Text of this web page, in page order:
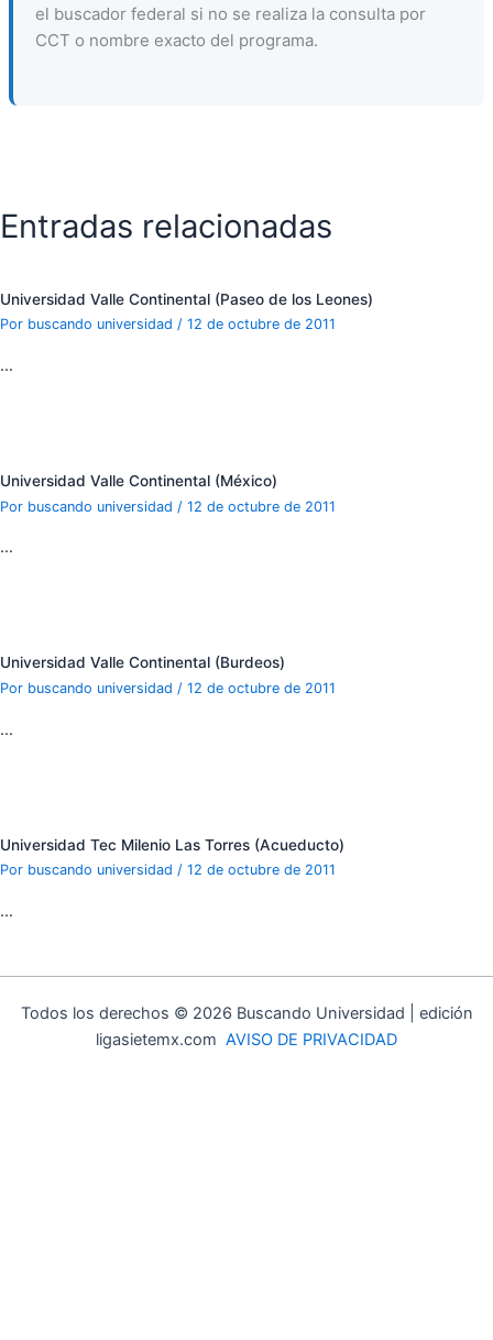
el buscador federal si no se realiza la consulta por
CCT o nombre exacto del programa.
Entradas relacionadas
Universidad Valle Continental (Paseo de los Leones)
Por buscando universidad / 12 de octubre de 2011
…
Universidad Valle Continental (México)
Por buscando universidad / 12 de octubre de 2011
…
Universidad Valle Continental (Burdeos)
Por buscando universidad / 12 de octubre de 2011
…
Universidad Tec Milenio Las Torres (Acueducto)
Por buscando universidad / 12 de octubre de 2011
…
Todos los derechos © 2026 Buscando Universidad | edición
ligasietemx.com AVISO DE PRIVACIDAD